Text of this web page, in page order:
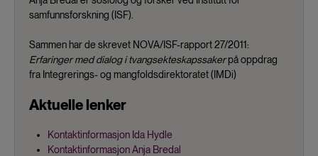
samfunnsforskning (ISF).
Sammen har de skrevet NOVA/ISF-rapport 27/2011:
Erfaringer med dialog i tvangsekteskapssakerpå oppdrag
fra Integrerings- og mangfoldsdirektoratet (IMDi)
Aktuelle lenker
Kontaktinformasjon Ida Hydle
Kontaktinformasjon Anja Bredal